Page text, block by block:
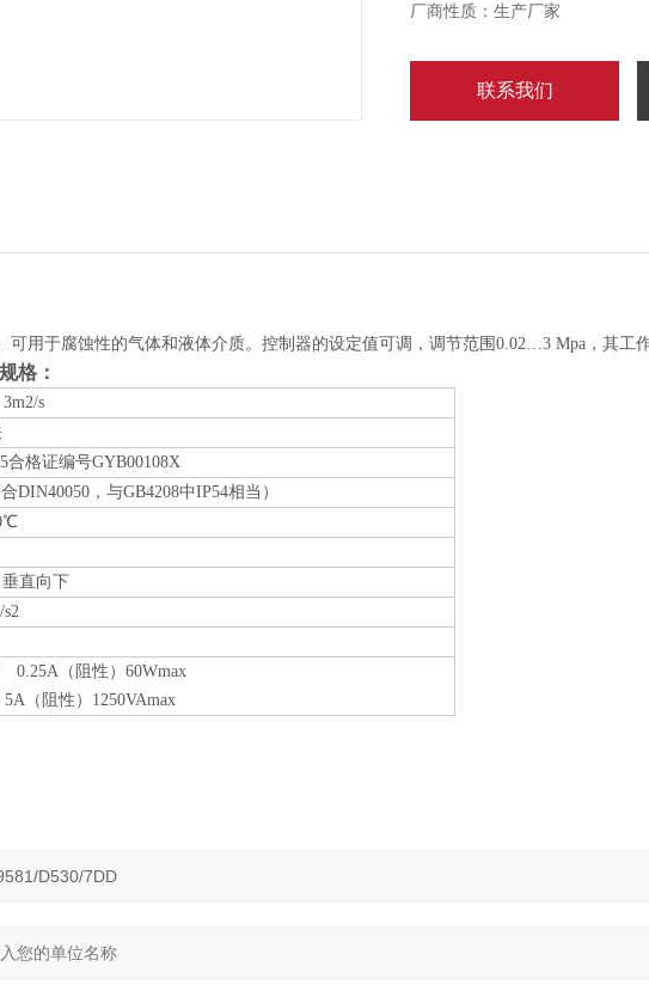
厂商性质：生产厂家
联系我们
可用于腐蚀性的气体和液体介质。控制器的设定值可调，调节范围0.02…3 Mpa，其工
格：
s
合格证编号GYB00108X
DIN40050，与GB4208中IP54相当）
直向下
s2
0.25A（阻性）60Wmax
5A（阻性）1250VAmax